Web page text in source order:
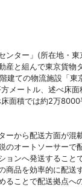
ンター」(所在地・東
産と組んで東京貨物
建ての物流施設「東
メートル、述べ床
面積では約2万
ーから配送方面が混
のオートソーサーで
ョンへ発送すること
商品を効率的に配送
ることで配送拠点へ